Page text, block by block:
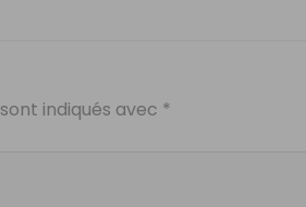
indiqués avec *